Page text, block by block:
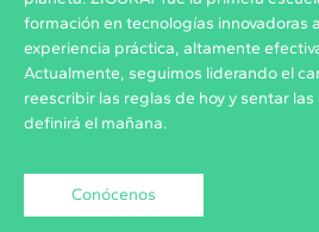
formación en tecnologías innovadoras
experiencia práctica, altamente
Actualmente, seguimos liderando el
reescribir las reglas de hoy y sentar
definirá el mañana.
Conócenos